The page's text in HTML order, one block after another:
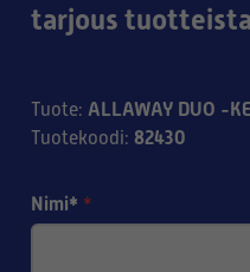
tarjous
Tuote: ALLAWAY DUO -
Tuotekoodi: 82430
Nimi* *